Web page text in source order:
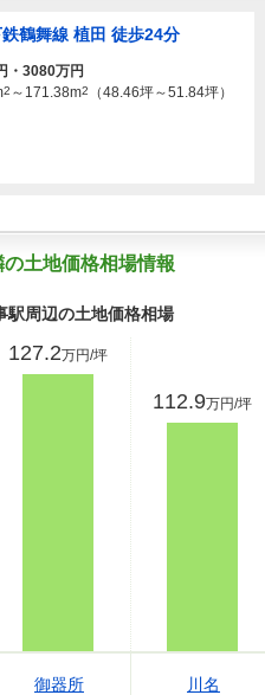
鶴舞線 植田 徒歩24分
・3080万円
2 ～171.38m2
（48.46坪～51.84坪）
の土地価格相場情報
駅周辺の土地価格相場
127.2万円/坪
御器所
112.9万円/坪
川名